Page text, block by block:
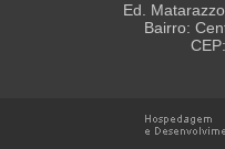
Ed.
Bairro: